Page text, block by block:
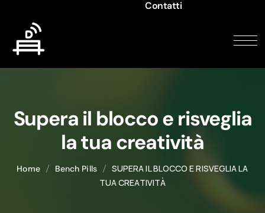
Contatti
Supera il blocco e risveglia
la tua creatività
Home Bench Pills
SUPERA IL BLOCCO E RISVEGLIA LA
TUA CREATIVITÀ